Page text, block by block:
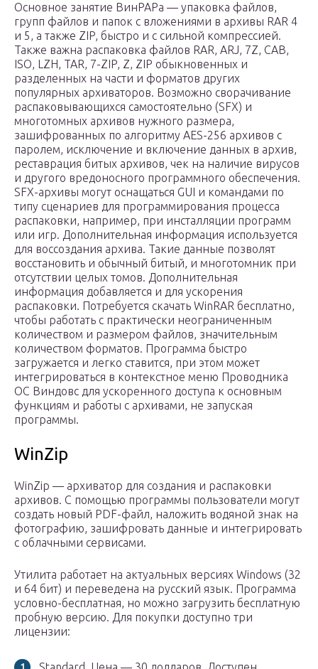
Основное занятие ВинРАРа — упаковка файлов,
групп файлов и папок с вложениями в архивы RAR 4
и 5, а также ZIP, быстро и с сильной компрессией.
Также важна распаковка файлов RAR, ARJ, 7Z, CAB,
ISO, LZH, TAR, 7-ZIP, Z, ZIP обыкновенных и
разделенных на части и форматов других
популярных архиваторов. Возможно сворачивание
распаковывающихся самостоятельно (SFX) и
многотомных архивов нужного размера,
зашифрованных по алгоритму AES-256 архивов с
паролем, исключение и включение данных в архив,
реставрация битых архивов, чек на наличие вирусов
и другого вредоносного программного обеспечения.
SFX-архивы могут оснащаться GUI и командами по
типу сценариев для программирования процесса
распаковки, например, при инсталляции программ
или игр. Дополнительная информация используется
для воссоздания архива. Такие данные позволят
восстановить и обычный битый, и многотомник при
отсутствии целых томов. Дополнительная
информация добавляется и для ускорения
распаковки. Потребуется скачать WinRAR бесплатно,
чтобы работать с практически неограниченным
количеством и размером файлов, значительным
количеством форматов. Программа быстро
загружается и легко ставится, при этом может
интегрироваться в контекстное меню Проводника
ОС Виндовс для ускоренного доступа к основным
функциям и работы с архивами, не запуская
программы.
WinZip
WinZip — архиватор для создания и распаковки
архивов. С помощью программы пользователи могут
создать новый PDF-файл, наложить водяной знак на
фотографию, зашифровать данные и интегрировать
с облачными сервисами.
Утилита работает на актуальных версиях Windows (32
и 64 бит) и переведена на русский язык. Программа
условно-бесплатная, но можно загрузить бесплатную
пробную версию. Для покупки доступно три
лицензии: